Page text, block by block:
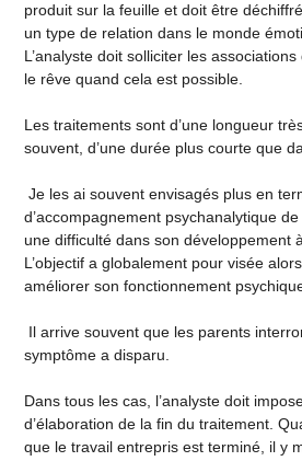
produit sur la feuille et doit être
un type de relation dans le monde
L’analyste doit solliciter les
le rêve quand cela est possible.
Les traitements sont d’une longueur
souvent, d’une durée plus courte que
Je les ai souvent envisagés plus en
d’accompagnement psychanalytique
une difficulté dans son développement
L’objectif a globalement pour visée
améliorer son fonctionnement
Il arrive souvent que les parents
symptôme a disparu.
Dans tous les cas, l’analyste doit
d’élaboration de la fin du traitement.
que le travail entrepris est terminé, il y